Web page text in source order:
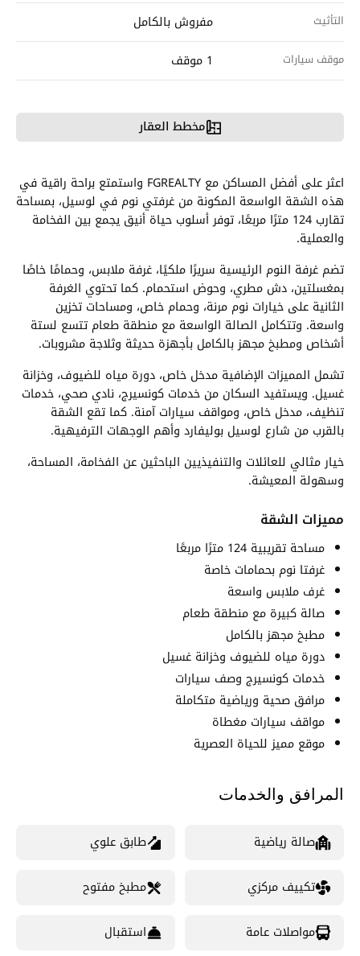
التأثيث مفروش بالكامل
موقف سيارات 1 موقف
مخطط العقار
اعثر على أفضل المساكن مع FGREALTY واستمتع براحة راقية في
هذه الشقة الواسعة المكونة من غرفتي نوم في لوسيل، بمساحة
تقارب 124 مترًا مربعًا، توفر أسلوب حياة أنيق يجمع بين الفخامة
والعملية.
تضم غرفة النوم الرئيسية سريرًا ملكيًا، غرفة ملابس، وحمامًا خاصًا
بمغسلتين، دش مطري، وحوض استحمام. كما تحتوي الغرفة
الثانية على خيارات نوم مرنة، وحمام خاص، ومساحات تخزين
واسعة. وتتكامل الصالة الواسعة مع منطقة طعام تتسع لستة
أشخاص ومطبخ مجهز بالكامل بأجهزة حديثة وثلاجة مشروبات.
تشمل المميزات الإضافية مدخل خاص، دورة مياه للضيوف، وخزانة
غسيل. ويستفيد السكان من خدمات كونسيرج، نادي صحي، خدمات
تنظيف، مدخل خاص، ومواقف سيارات آمنة. كما تقع الشقة
بالقرب من شارع لوسيل بوليفارد وأهم الوجهات الترفيهية.
خيار مثالي للعائلات والتنفيذيين الباحثين عن الفخامة، المساحة،
وسهولة المعيشة.
مميزات الشقة
مساحة تقريبية 124 مترًا مربعًا
غرفتا نوم بحمامات خاصة
غرف ملابس واسعة
صالة كبيرة مع منطقة طعام
مطبخ مجهز بالكامل
دورة مياه للضيوف وخزانة غسيل
خدمات كونسيرج وصف سيارات
مرافق صحية ورياضية متكاملة
مواقف سيارات مغطاة
موقع مميز للحياة العصرية
المرافق والخدمات
صالة رياضية طابق علوي
تكييف مركزي مطبخ مفتوح
مواصلات عامة استقبال